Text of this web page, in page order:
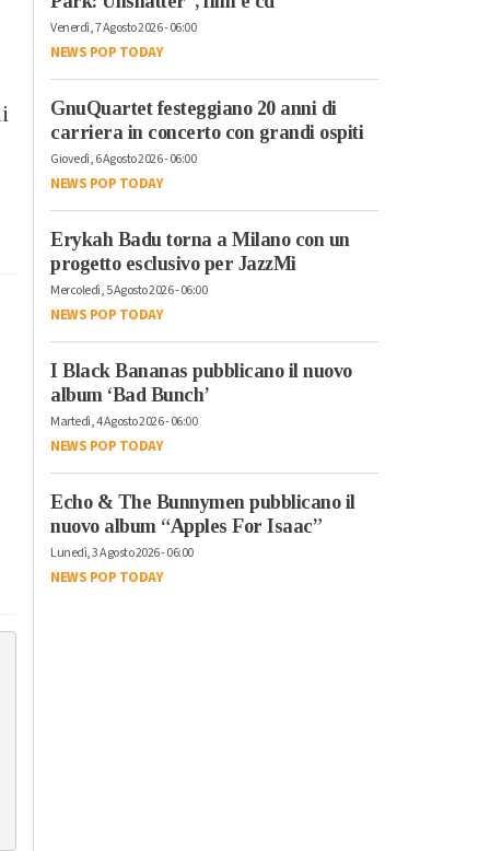
Venerdì, 7 Agosto 2026 - 06:00
NEWS POP TODAY
GnuQuartet festeggiano 20 anni di
carriera in concerto con grandi ospiti
Giovedì, 6 Agosto 2026 - 06:00
NEWS POP TODAY
Erykah Badu torna a Milano con un
progetto esclusivo per JazzMi
Mercoledì, 5 Agosto 2026 - 06:00
NEWS POP TODAY
I Black Bananas pubblicano il nuovo
album ‘Bad Bunch’
Martedì, 4 Agosto 2026 - 06:00
NEWS POP TODAY
Echo & The Bunnymen pubblicano il
nuovo album “Apples For Isaac”
Lunedì, 3 Agosto 2026 - 06:00
NEWS POP TODAY